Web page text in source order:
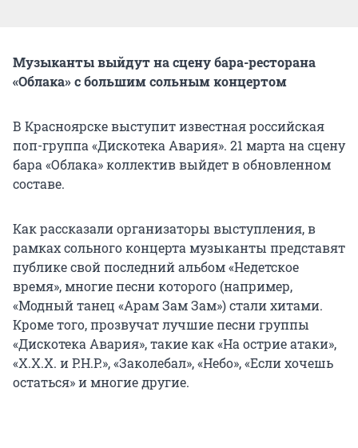
Музыканты выйдут на сцену бара-ресторана
«Облака» с большим сольным концертом
В Красноярске выступит известная российская
поп-группа «Дискотека Авария». 21 марта на сцену
бара «Облака» коллектив выйдет в обновленном
составе.
Как рассказали организаторы выступления, в
рамках сольного концерта музыканты представят
публике свой последний альбом «Недетское
время», многие песни которого (например,
«Модный танец «Арам Зам Зам») стали хитами.
Кроме того, прозвучат лучшие песни группы
«Дискотека Авария», такие как «На острие атаки»,
«Х.Х.Х. и Р.Н.Р.», «Заколебал», «Небо», «Если хочешь
остаться» и многие другие.